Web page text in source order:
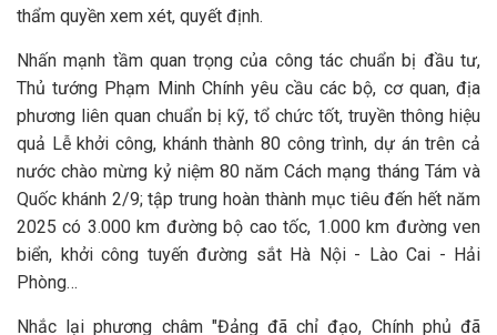
thẩm quyền xem xét, quyết định.
Nhấn mạnh tầm quan trọng của công tác chuẩn bị đầu tư,
Thủ tướng Phạm Minh Chính yêu cầu các bộ, cơ quan, địa
phương liên quan chuẩn bị kỹ, tổ chức tốt, truyền thông hiệu
quả Lễ khởi công, khánh thành 80 công trình, dự án trên cả
nước chào mừng kỷ niệm 80 năm Cách mạng tháng Tám và
Quốc khánh 2/9; tập trung hoàn thành mục tiêu đến hết năm
2025 có 3.000 km đường bộ cao tốc, 1.000 km đường ven
biển, khởi công tuyến đường sắt Hà Nội - Lào Cai - Hải
Phòng…
Nhắc lại phương châm "Đảng đã chỉ đạo, Chính phủ đã